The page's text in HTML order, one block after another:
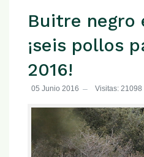
Buitre negro
¡seis pollos
2016!
05 Junio 2016 Visitas: 21098